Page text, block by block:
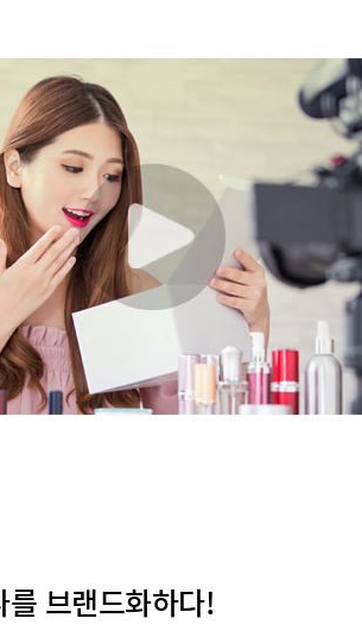
브랜드화하다!